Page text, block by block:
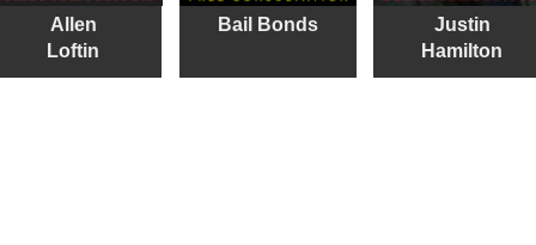
Allen
Loftin
Bail Bonds
Justin
Hamilton